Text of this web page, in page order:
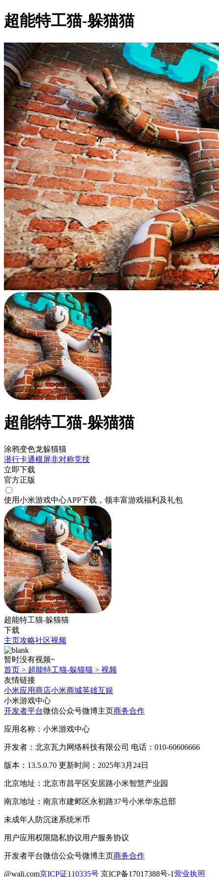
超能特工猫-躲猫猫
超能特工猫-躲猫猫
涂鸦变色龙躲猫猫
潜行卡通横屏非对称竞技
立即下载
官方正版
使用小米游戏中心APP下载 ，领丰富游戏福利 及礼包
超能特工猫-躲猫猫
下载
主页攻略社区视频
暂时没有视频~
首页 > 超能特工猫-躲猫猫 > 视频
友情链接
小米应用商店小米商城英雄互娱
小米游戏中心
开发者平台微信公众号微博主页商务合作
应用名称：小米游戏中心
开发者：北京瓦力网络科技有限公司 电话：010-60606666
版本：13.5.0.70 更新时间：2025年3月24日
北京地址：北京市昌平区安居路小米智慧产业园
南京地址：南京市建邺区永初路37号小米华东总部
未成年人防沉迷系统米币
用户应用权限隐私协议用户服务协议
开发者平台微信公众号微博主页商务合作
@wali.com京ICP证110335号 京ICP备17017388号-1营业执照